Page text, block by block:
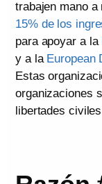
trabajen mano
15% de los
para apoyar a la
y a la European
Estas
organizaciones
libertades